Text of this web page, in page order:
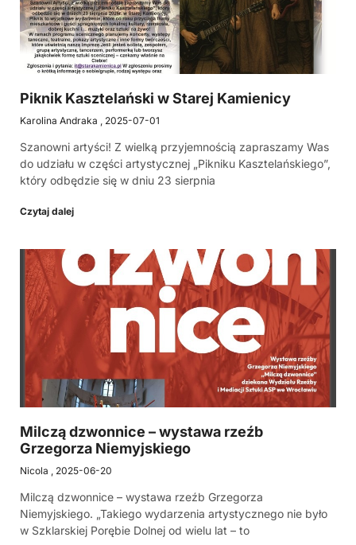
Piknik Kasztelański w Starej Kamienicy
Karolina Andraka 2025-07-01
Szanowni artyści! Z wielką przyjemnością zapraszamy Was
do udziału w części artystycznej „Pikniku Kasztelańskiego”,
który odbędzie się w dniu 23 sierpnia
Czytaj dalej
Milczą dzwonnice – wystawa rzeźb
Grzegorza Niemyjskiego
Nicola 2025-06-20
Milczą dzwonnice – wystawa rzeźb Grzegorza
Niemyjskiego. „Takiego wydarzenia artystycznego nie było
w Szklarskiej Porębie Dolnej od wielu lat – to